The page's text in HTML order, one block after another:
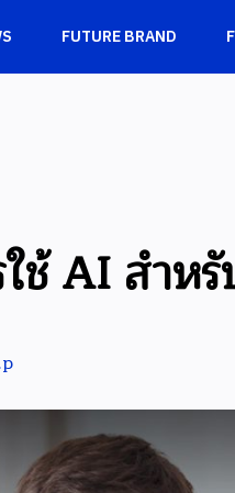
FUTURE BRAND
ช้ AI สำห